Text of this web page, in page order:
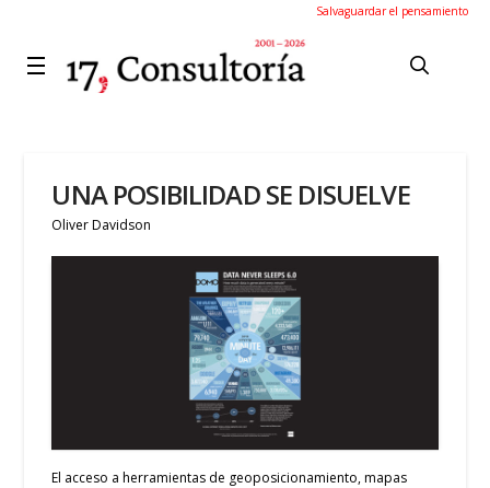
Salvaguardar el pensamiento
UNA POSIBILIDAD SE DISUELVE
Oliver Davidson
El acceso a herramientas de geoposicionamiento, mapas